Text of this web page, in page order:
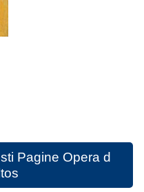
Pagine Opera d